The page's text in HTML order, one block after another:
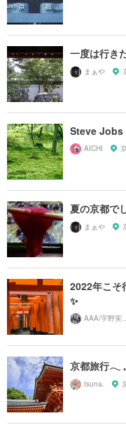
一度は行き
まぁや
Steve Jobs
AICHI
夏の京都で
まぁや
2022年こそ
✨
AAA/宇
京都旅行‎𓂃
tsuna.